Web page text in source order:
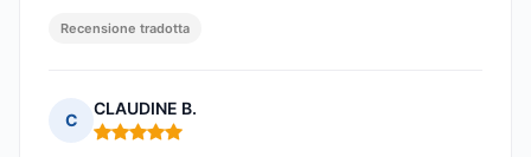
Recensione tradotta
C
CLAUDINE B.
Nota: 5 su 5